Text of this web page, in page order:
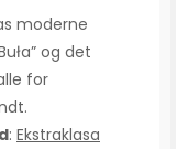
moderne
og det
for
: Ekstraklasa